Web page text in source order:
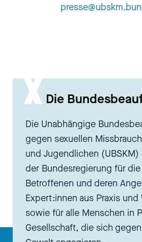
oder Ärzte irgendwas an
Kind feststellen, was
darstellt oder eben
darauf, dass da vielleicht
Missbrauch stattfindet,
sich im Team unterhält
Ärztinnen und Ärzte
wissen, wie sie das zu
haben. Ich habe nie
gerechnet, dass man
anrufen soll oder kann,
Die
Die Unabhängige
gegen sexuellen
und Jugendlichen
der Bundesregierung für
Betroffenen und deren
Expert:innen aus Praxis
sowie für alle Menschen in
Gesellschaft, die sich